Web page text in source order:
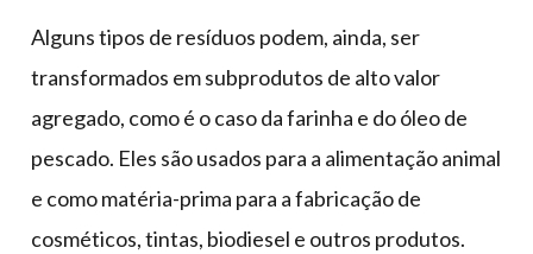
Alguns tipos de resíduos podem, ainda, ser
transformados em subprodutos de alto valor
agregado, como é o caso da farinha e do óleo de
pescado. Eles são usados para a alimentação animal
e como matéria-prima para a fabricação de
cosméticos, tintas, biodiesel e outros produtos.